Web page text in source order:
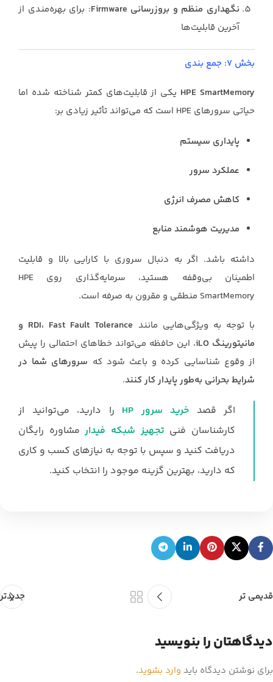
نگهداری منظم و بروزرسانی Firmware
: برای بهره‌مندی از
آخرین قابلیت‌ها
بخش ۷: جمع بندی
HPE SmartMemory یکی از قابلیت‌های کمتر شناخته شده اما
حیاتی سرورهای HPE است که می‌تواند تأثیر زیادی بر:
پایداری سیستم
عملکرد سرور
کاهش مصرف انرژی
مدیریت هوشمند منابع
داشته باشد. اگر به دنبال سروری با کارایی بالا و قابلیت
اطمینان بی‌وقفه هستید، سرمایه‌گذاری روی HPE
SmartMemory منطقی و مقرون به صرفه است.
با توجه به ویژگی‌هایی مانند
RDI، Fast Fault Tolerance و
مانیتورینگ iLO
، این حافظه می‌تواند خطاهای احتمالی را پیش
از وقوع شناسایی کرده و باعث شود که سرورهای شما در
شرایط بحرانی به‌طور پایدار کار کنند.
اگر قصد خرید سرور HP
را دارید، می‌توانید از
کارشناسان فنی تجهیز شبکه فیدارمشاوره رایگان
دریافت کنید و سپس با توجه به نیازهای کسب و کاری
که دارید، بهترین گزینه موجود را انتخاب کنید.
جدیدتر قدیمی تر
دیدگاهتان را بنویسید
برای نوشتن دیدگاه باید وارد بشوید.